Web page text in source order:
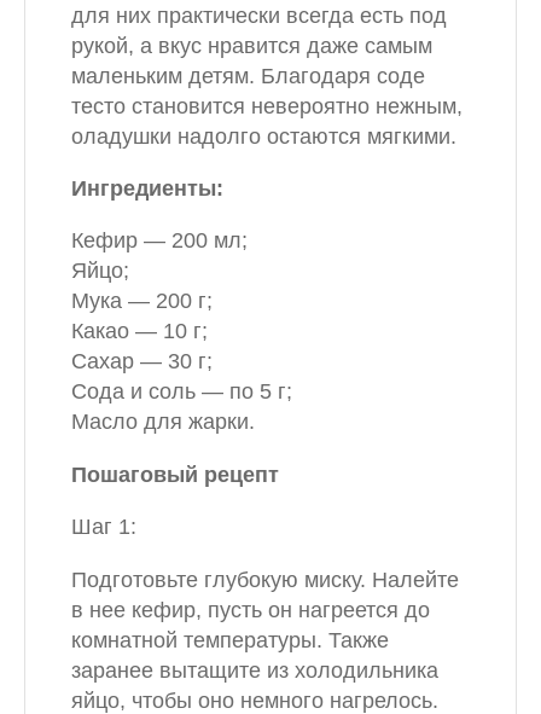
для них практически всегда есть под
рукой, а вкус нравится даже самым
маленьким детям. Благодаря соде
тесто становится невероятно нежным,
оладушки надолго остаются мягкими.
Ингредиенты:
Кефир — 200 мл;
Яйцо;
Мука — 200 г;
Какао — 10 г;
Сахар — 30 г;
Сода и соль — по 5 г;
Масло для жарки.
Пошаговый рецепт
Шаг 1:
Подготовьте глубокую миску. Налейте
в нее кефир, пусть он нагреется до
комнатной температуры. Также
заранее вытащите из холодильника
яйцо, чтобы оно немного нагрелось.